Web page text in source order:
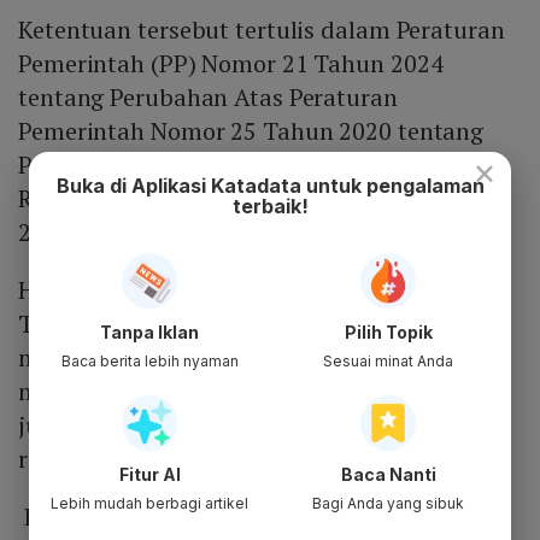
Ketentuan tersebut tertulis dalam Peraturan
Pemerintah (PP) Nomor 21 Tahun 2024
tentang Perubahan Atas Peraturan
Pemerintah Nomor 25 Tahun 2020 tentang
Penyelenggaraan Tabungan Perumahan
Rakyat. Jokowi menetapkan PP tersebut pada
20 Mei 2024.
Heru melanjutkan, kebijakan
Tapera diluncurkan untuk dapat
mengakseleasi pembangunan rumah bagi
masyarakat. Dia menyebut masih ada 9,95
juta keluarga yang masih belum memiliki
rumah.
Di sisi lain, kemampuan pemerintah dengan
×
Buka di Aplikasi Katadata untuk pengalaman
terbaik!
Tanpa Iklan
Baca berita lebih nyaman
Pilih Topik
Sesuai minat Anda
Fitur AI
Lebih mudah berbagi artikel
Baca Nanti
Bagi Anda yang sibuk